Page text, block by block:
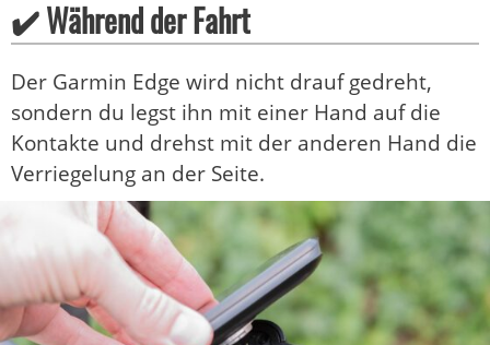
✔️ Während der Fahrt
Der Garmin Edge wird nicht drauf gedreht,
sondern du legst ihn mit einer Hand auf die
Kontakte und drehst mit der anderen Hand die
Verriegelung an der Seite.